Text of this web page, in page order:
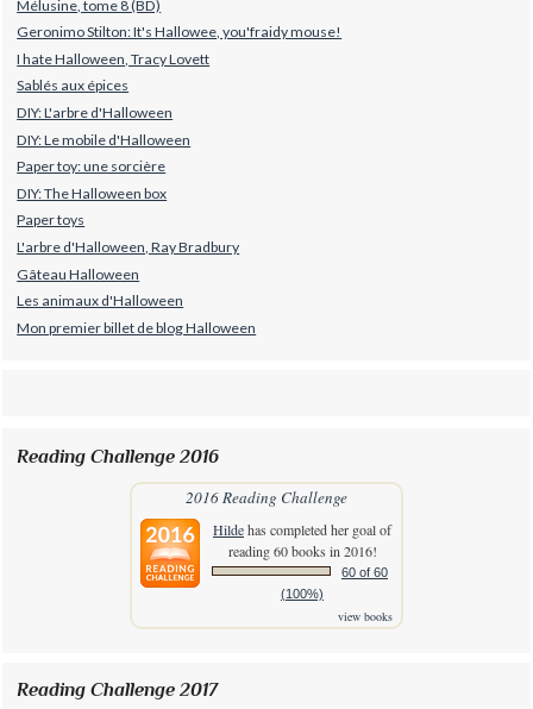
Mélusine, tome 8 (BD)
Geronimo Stilton: It's Hallowee, you'fraidy mouse!
I hate Halloween, Tracy Lovett
Sablés aux épices
DIY: L'arbre d'Halloween
DIY: Le mobile d'Halloween
Paper toy: une sorcière
DIY: The Halloween box
Paper toys
L'arbre d'Halloween, Ray Bradbury
Gâteau Halloween
Les animaux d'Halloween
Mon premier billet de blog Halloween
Reading Challenge 2016
2016 Reading Challenge
Hildehas completed her goal of
reading 60 books in 2016!
60 of 60
(100%)
view books
Reading Challenge 2017